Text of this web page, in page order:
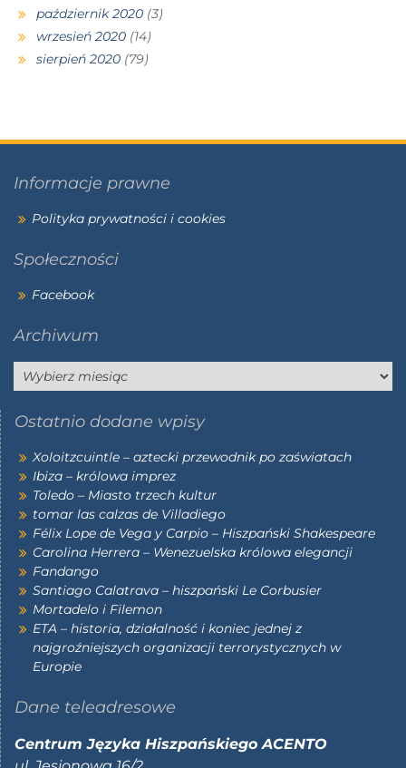
październik 2020 (3)
wrzesień 2020 (14)
sierpień 2020 (79)
Informacje prawne
Polityka prywatności i cookies
Społeczności
Facebook
Archiwum
Ostatnio dodane wpisy
Xoloitzcuintle – aztecki przewodnik po zaświatach
Ibiza – królowa imprez
Toledo – Miasto trzech kultur
tomar las calzas de Villadiego
Félix Lope de Vega y Carpio – Hiszpański Shakespeare
Carolina Herrera – Wenezuelska królowa elegancji
Fandango
Santiago Calatrava – hiszpański Le Corbusier
Mortadelo i Filemon
ETA – historia, działalność i koniec jednej z
najgroźniejszych organizacji terrorystycznych w
Europie
Dane teleadresowe
Centrum Języka Hiszpańskiego ACENTO